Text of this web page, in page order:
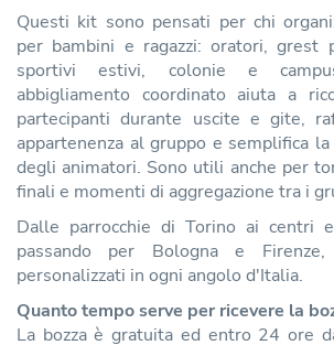
Questi kit sono pensati per chi
per bambini e ragazzi: oratori, grest
sportivi estivi, colonie e
abbigliamento coordinato aiuta a
partecipanti durante uscite e gite,
appartenenza al gruppo e semplifica
degli animatori. Sono utili anche per
finali e momenti di aggregazione tra i
Dalle parrocchie di Torino ai centri
passando per Bologna e
personalizzati in ogni angolo d'Italia.
Quanto tempo serve per ricevere la
La bozza è gratuita ed entro 24 ore